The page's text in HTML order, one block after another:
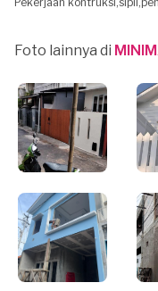
Foto lainnya di